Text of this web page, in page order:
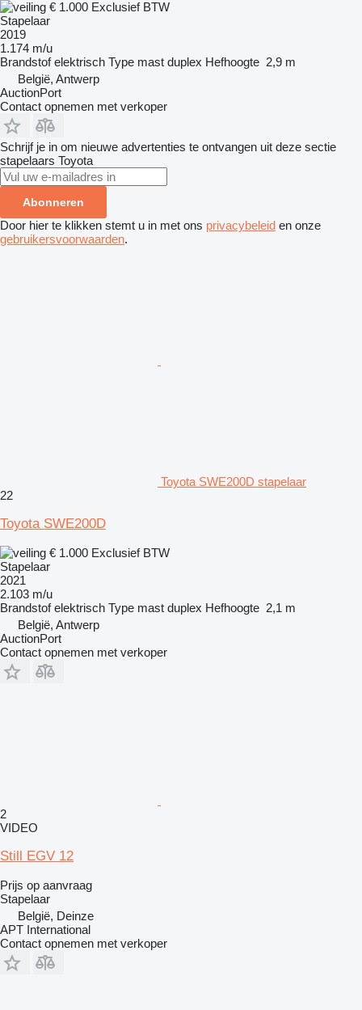
€ 1.000 Exclusief BTW
Stapelaar
2019
1.174 m/u
Brandstof elektrisch Type mast duplex Hefhoogte 2,9 m
België, Antwerp
AuctionPort
Contact opnemen met verkoper
Schrijf je in om nieuwe advertenties te ontvangen uit deze sectie
stapelaars Toyota
Abonneren
Door hier te klikken stemt u in met ons privacybeleid en onze
gebruikersvoorwaarden.
Toyota SWE200D stapelaar
22
Toyota SWE200D
€ 1.000 Exclusief BTW
Stapelaar
2021
2.103 m/u
Brandstof elektrisch Type mast duplex Hefhoogte 2,1 m
België, Antwerp
AuctionPort
Contact opnemen met verkoper
2
VIDEO
Still EGV 12
Prijs op aanvraag
Stapelaar
België, Deinze
APT International
Contact opnemen met verkoper